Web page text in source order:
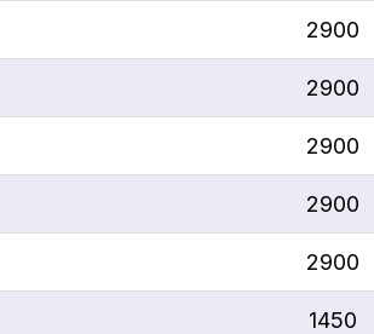
2900
2900
2900
2900
2900
1450